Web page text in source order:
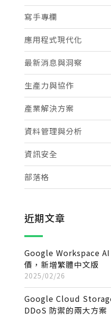
寫手專欄
應用程式現代化
最新消息與洞察
生產力與協作
產業解決方案
資料管理與分析
資訊安全
部落格
近期文章
Google Workspace
價，新增繁體中文版
2025/02/26
Google Cloud
DDoS 防禦的兩大方案